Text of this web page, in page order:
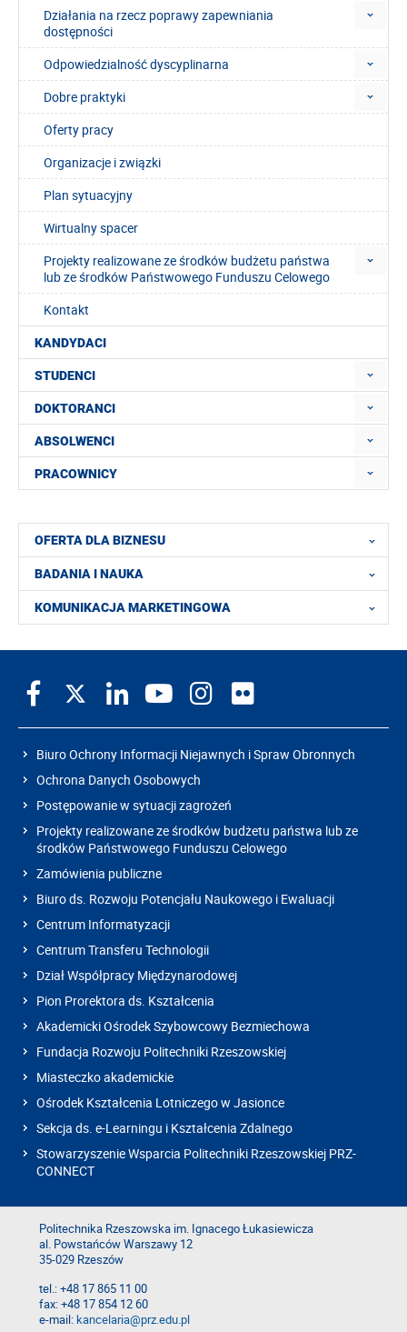
Działania na rzecz poprawy zapewniania
dostępności
Odpowiedzialność dyscyplinarna
Dobre praktyki
Oferty pracy
Organizacje i związki
Plan sytuacyjny
Wirtualny spacer
Projekty realizowane ze środków budżetu państwa
lub ze środków Państwowego Funduszu Celowego
Kontakt
KANDYDACI
STUDENCI
DOKTORANCI
ABSOLWENCI
PRACOWNICY
OFERTA DLA BIZNESU
BADANIA I NAUKA
KOMUNIKACJA MARKETINGOWA
Biuro Ochrony Informacji Niejawnych i Spraw Obronnych
Ochrona Danych Osobowych
Postępowanie w sytuacji zagrożeń
Projekty realizowane ze środków budżetu państwa lub ze
środków Państwowego Funduszu Celowego
Zamówienia publiczne
Biuro ds. Rozwoju Potencjału Naukowego i Ewaluacji
Centrum Informatyzacji
Centrum Transferu Technologii
Dział Współpracy Międzynarodowej
Pion Prorektora ds. Kształcenia
Akademicki Ośrodek Szybowcowy Bezmiechowa
Fundacja Rozwoju Politechniki Rzeszowskiej
Miasteczko akademickie
Ośrodek Kształcenia Lotniczego w Jasionce
Sekcja ds. e-Learningu i Kształcenia Zdalnego
Stowarzyszenie Wsparcia Politechniki Rzeszowskiej PRZ-
CONNECT
Politechnika Rzeszowska im. Ignacego Łukasiewicza
al. Powstańców Warszawy 12
35-029 Rzeszów
tel.: +48 17 865 11 00
fax: +48 17 854 12 60
e-mail:kancelaria@prz.edu.pl